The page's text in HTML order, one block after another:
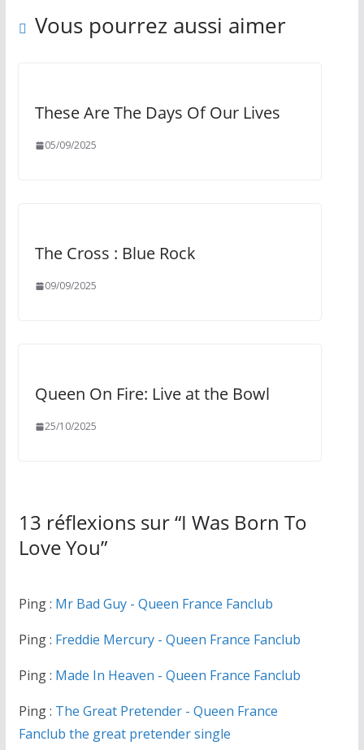
Vous pourrez aussi aimer
These Are The Days Of Our Lives
05/09/2025
The Cross : Blue Rock
09/09/2025
Queen On Fire: Live at the Bowl
25/10/2025
13 réflexions sur “I Was Born To
Love You”
Ping : Mr Bad Guy - Queen France Fanclub
Ping : Freddie Mercury - Queen France Fanclub
Ping : Made In Heaven - Queen France Fanclub
Ping : The Great Pretender - Queen France
Fanclub the great pretender single